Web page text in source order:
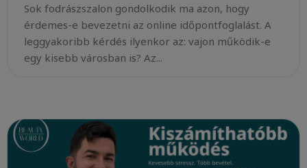
Sok fodrászszalon gondolkodik ma azon, hogy
érdemes-e bevezetni az online időpontfoglalást. A
leggyakoribb kérdés ilyenkor az: vajon működik-e
egy kisebb városban is? Az...